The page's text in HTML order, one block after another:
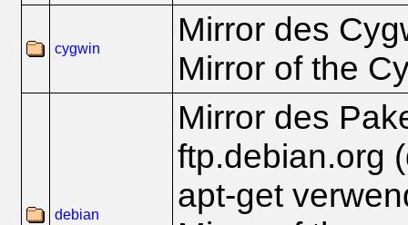
cygwin
Mirror des
Mirror of the
debian
Mirror des
ftp.debian.org
apt-get